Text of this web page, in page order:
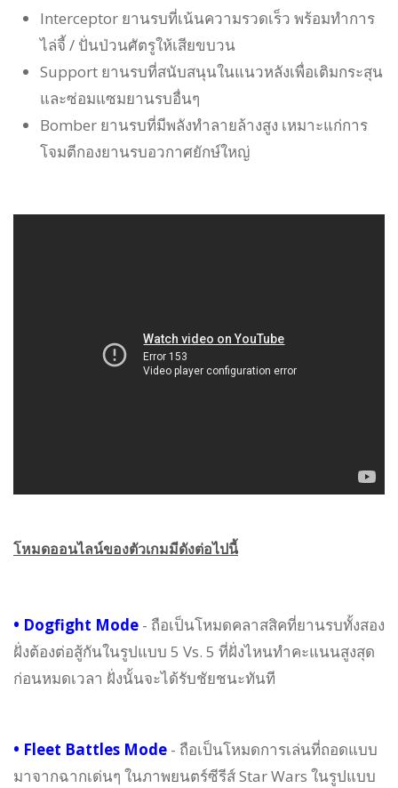
Interceptor ยานรบที่เน้นความรวดเร็ว พร้อมทำการ
ไล่จี้ / ปั่นป่วนศัตรูให้เสียขบวน
Support ยานรบที่สนับสนุนในแนวหลังเพื่อเติมกระสุน
และซ่อมแซมยานรบอื่นๆ
Bomber ยานรบที่มีพลังทำลายล้างสูง เหมาะแก่การ
โจมตีกองยานรบอวกาศยักษ์ใหญ่
โหมดออนไลน์ของตัวเกมมีดังต่อไปนี้
• Dogfight Mode - ถือเป็นโหมดคลาสสิคที่ยานรบทั้งสอง
ฝั่งต้องต่อสู้กันในรูปแบบ 5 Vs. 5 ที่ฝั่งไหนทำคะแนนสูงสุด
ก่อนหมดเวลา ฝั่งนั้นจะได้รับชัยชนะทันที
• Fleet Battles Mode - ถือเป็นโหมดการเล่นที่ถอดแบบ
มาจากฉากเด่นๆ ในภาพยนตร์ซีรีส์ Star Wars ในรูปแบบ